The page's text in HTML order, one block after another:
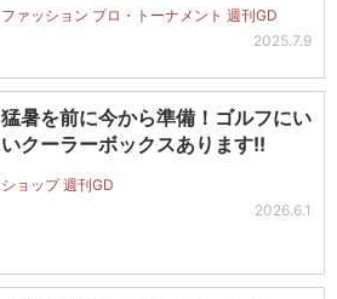
ファッション プロ・トーナメント 週刊GD
2025.7.9
猛暑を前に今から準備！ゴルフにい
いクーラーボックスあります!!
ショップ 週刊GD
2026.6.1